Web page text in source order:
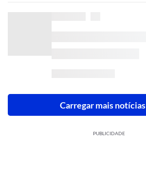
Carregar mais notícias
PUBLICIDADE